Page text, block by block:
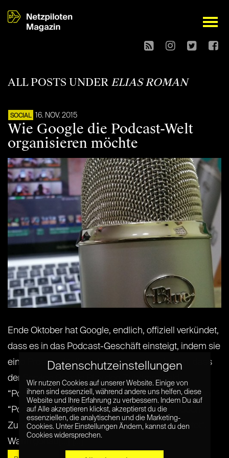
open
ALL POSTS UNDER ELIAS ROMAN
SOCIAL 16. NOV. 2015
Wie Google die Podcast-Welt
organisieren möchte
Ende Oktober hat Google, endlich, offiziell verkündet,
dass es in das Podcast-Geschäft einsteigt, indem sie
eine Pressemitteilung herausgegeben haben, dass
der Service Google Play den Zuhörern bald
“Podcasts bietet” und das dieser neue Service den
“Podcastern den Zugriff auf Millionen von neuen
Zuhörern auf Android- und Tablet-Geräten bietet”.
Wann genau[...] [...]
Datenschutzeinstellungen
Wir nutzen Cookies auf unserer Website. Einige von
ihnen sind essenziell, während andere uns helfen, diese
Website und Ihre Erfahrung zu verbessern. Indem Du auf
auf Alle akzeptieren klickst, akzeptierst du die
essenziellen, die analytischen und die Marketing-
Cookies. Unter Einstellungen Ändern, kannst du den
Cookies widersprechen.